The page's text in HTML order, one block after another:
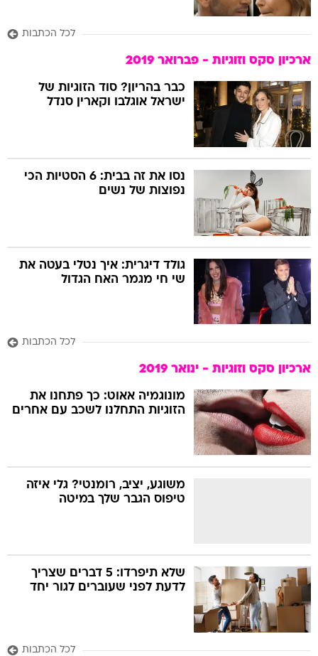
לכל הכתבות
ארכיון סקס וזוגיות - פברואר 2019
כבר בהריון? סוד הזוגיות של
ישראל אוגלבו וקארין סנדל
נסו את זה בבית: 6 הסטיות הכי
נפוצות של נשים
גולד דיגרית: איך נטלי בעטה את
שי חי מגמר האח הגדול
לכל הכתבות
ארכיון סקס וזוגיות - ינואר 2019
מונוגמיה אאוט: כך פתחנו את
הזוגיות התחלנו לשכב עם אחרים
משוגע, יציב, רומנטי? גלי איזה
טיפוס הגבר שלך במיטה
שלא תיפרדו: 5 דברים שצריך
לדעת לפני שעוברים לגור יחד
לכל הכתבות